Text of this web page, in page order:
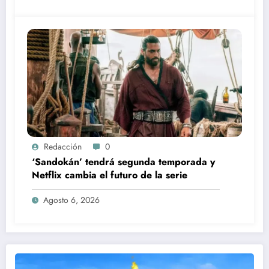
Redacción 0
‘Sandokán’ tendrá segunda temporada y
Netflix cambia el futuro de la serie
Agosto 6, 2026